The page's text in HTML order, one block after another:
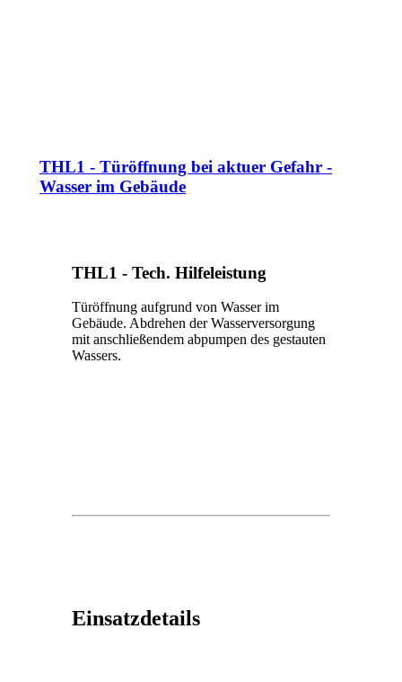
THL1 - Türöffnung bei aktuer Gefahr -
Wasser im Gebäude
THL1 - Tech. Hilfeleistung
Türöffnung aufgrund von Wasser im
Gebäude. Abdrehen der Wasserversorgung
mit anschließendem abpumpen des gestauten
Wassers.
Einsatzdetails